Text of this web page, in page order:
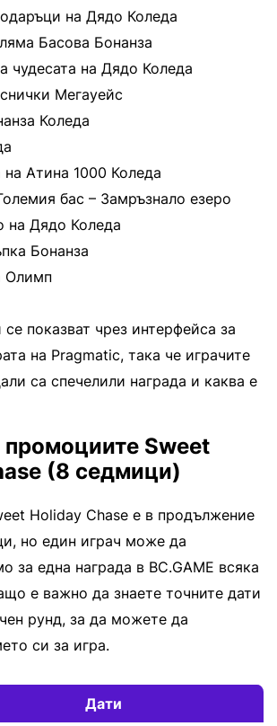
на Дядо Коледа
Басова Бонанза
чудесата на Дядо Коледа
Мегауейс
Коледа
Атина 1000 Коледа
бас – Замръзнало езеро
на Дядо Коледа
Бонанза
Олимп
показват чрез интерфейса за
на Pragmatic, така че играчите
са спечелили награда и каква е
промоциите Sweet
(8 седмици)
Holiday Chase е в продължение
но един играч може да
за една награда в BC.GAME всяка
е важно да знаете точните дати
рунд, за да можете да
си за игра.
Дати